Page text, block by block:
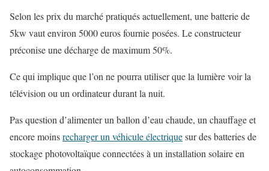
Selon les prix du marché pratiqués actuellement, une batterie de
5kw vaut environ 5000 euros fournie posées. Le constructeur
préconise une décharge de maximum 50%.
Ce qui implique que l’on ne pourra utiliser que la lumière voir la
télévision ou un ordinateur durant la nuit.
Pas question d’alimenter un ballon d’eau chaude, un chauffage et
encore moinsrecharger un véhicule électriquesur des batteries de
stockage photovoltaïque connectées à un installation solaire en